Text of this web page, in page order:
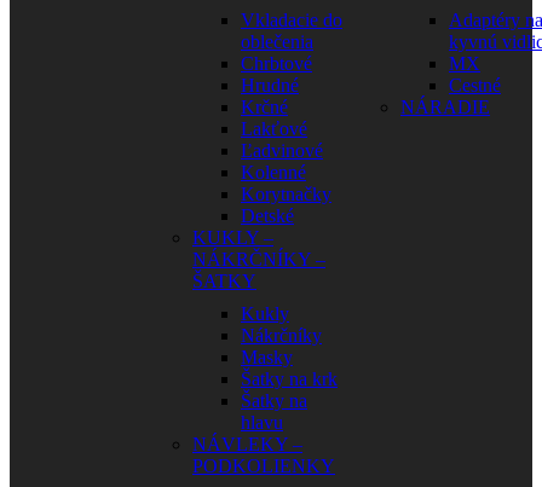
Vkladacie do
oblečenia
Chrbtové
Hrudné
Krčné
Lakťové
Ľadvinové
Kolenné
Korytnačky
Detské
KUKLY –
NÁKRČNÍKY –
ŠATKY
Kukly
Nákrčníky
Masky
Šatky na krk
Šatky na
hlavu
NÁVLEKY –
PODKOLIENKY
Adaptéry na
kyvnú
MX
Cestné
NÁRADIE